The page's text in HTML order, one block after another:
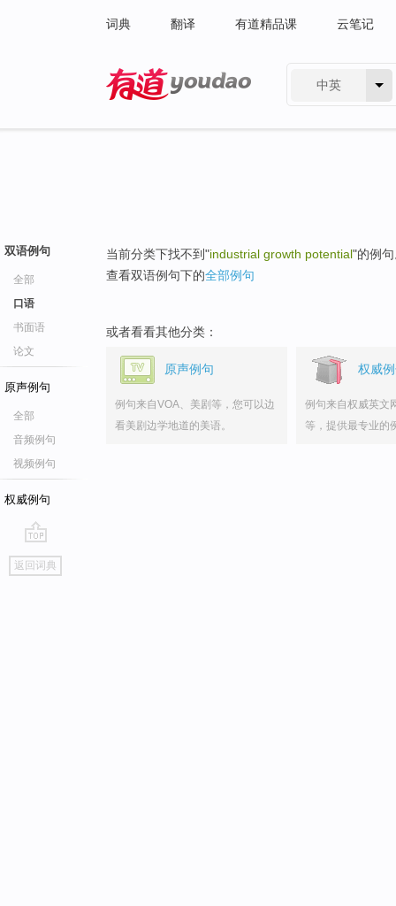
词典 翻译 有道精品课 云笔记
中英
双语例句
全部
口语
书面语
论文
原声例句
全部
音频例句
视频例句
权威例句
go
top
返回词典
当前分类下找不到"industrial growth potential"的例
查看双语例句下的全部例句
或者看看其他分类：
原声例句
例句来自VOA、美剧等，您可以边
看美剧边学地道的美语。
权威
例句来自权威英文
等，提供最专业的